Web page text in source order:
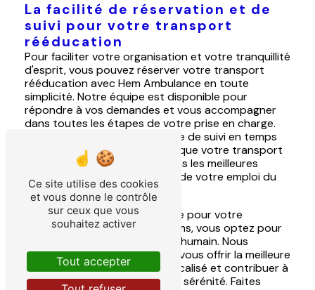
La facilité de réservation et de
suivi pour votre transport
rééducation
Pour faciliter votre organisation et votre tranquillité
d'esprit, vous pouvez réserver votre transport
rééducation avec Hem Ambulance en toute
simplicité. Notre équipe est disponible pour
répondre à vos demandes et vous accompagner
dans toutes les étapes de votre prise en charge.
De plus, grâce à notre système de suivi en temps
réel, vous pouvez être assuré que votre transport
rééducation sera effectué dans les meilleures
conditions et dans le respect de votre emploi du
temps.
En choisissant Hem Ambulance pour votre
transport rééducation à Willems, vous optez pour
un service de qualité, fiable et humain. Nous
mettons tout en oeuvre pour vous offrir la meilleure
expérience de transport médicalisé et contribuer à
votre rétablissement en toute sérénité. Faites
Ce site utilise des cookies
et vous donne le contrôle
sur ceux que vous
souhaitez activer
Tout accepter